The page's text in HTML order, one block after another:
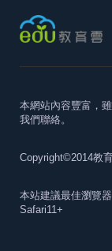
本網站內容豐富，
我們聯絡。
Copyright©2014教
本站建議最佳瀏覽
Safari11+